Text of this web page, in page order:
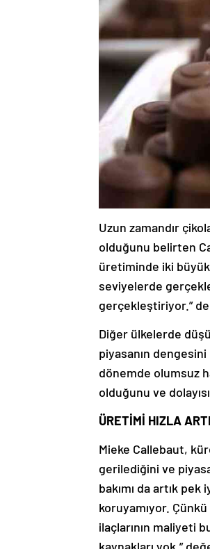
Uzun zamandır
olduğunu belirten
üretiminde iki
seviyelerde
gerçekleştiriyor.”
Diğer ülkelerde
piyasanın
dönemde olumsuz
olduğunu ve
ÜRETİMİ HIZLA
Mieke Callebaut,
gerilediğini ve
bakımı da artık
koruyamıyor.
ilaçlarının maliyeti